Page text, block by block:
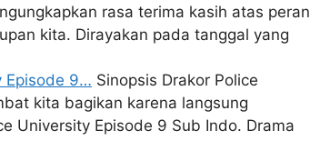
rasa terima kasih atas peran
kita. Dirayakan pada tanggal yang
Episode 9… Sinopsis Drakor Police
kita bagikan karena langsung
University Episode 9 Sub Indo. Drama